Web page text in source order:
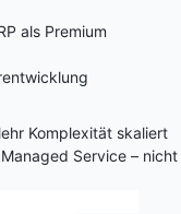
als Premium
Komplexität skaliert
Service – nicht